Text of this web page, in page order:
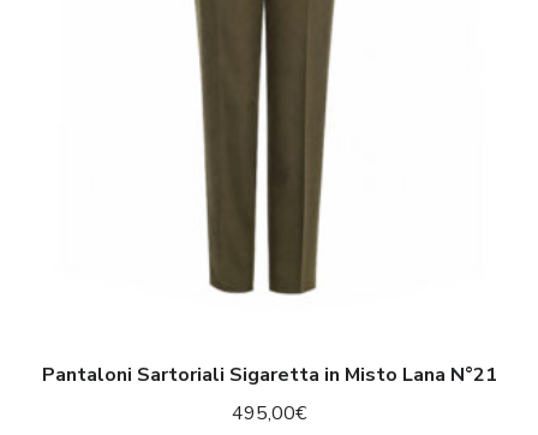
Pantaloni Sartoriali Sigaretta in Misto Lana N°21
495,00€